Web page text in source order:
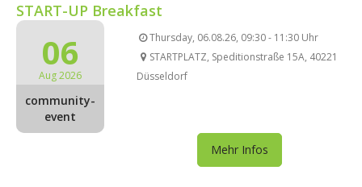
START-UP Breakfast
06
Aug 2026
community-
event
Thursday, 06.08.26, 09:30 - 11:30 Uhr
STARTPLATZ, Speditionstraße 15A, 40221
Düsseldorf
Mehr Infos